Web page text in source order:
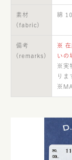
素材
(fabric)
綿
備考
(remarks)
※ 在
いの
※実
りま